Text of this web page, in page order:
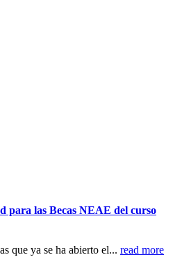
para las Becas NEAE del curso
que ya se ha abierto el... read more